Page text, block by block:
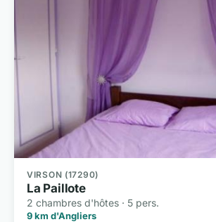
VIRSON (17290)
La Paillote
2 chambres d'hôtes · 5 pers.
9 km d'Angliers